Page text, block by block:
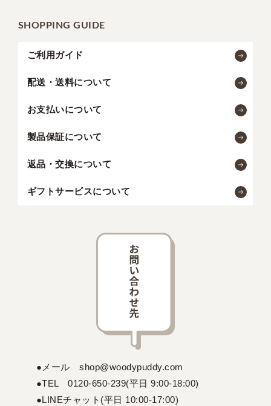
SHOPPING GUIDE
ご利用ガイド
配送・送料について
お支払いについて
製品保証について
返品・交換について
ギフトサービスについて
●メール shop@woodypuddy.com
●TEL 0120-650-239(平日 9:00-18:00)
●LINEチャット(平日 10:00-17:00)